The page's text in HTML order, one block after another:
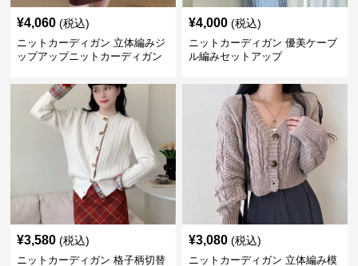
¥4,060 (税込)
ニットカーディガン 立体編みジ
ップアップニットカーディガン
¥4,000 (税込)
ニットカーディガン 優美ケーブ
ル編みセットアップ
¥3,580 (税込)
ニットカーディガン 格子柄切替
¥3,080 (税込)
ニットカーディガン 立体編み模